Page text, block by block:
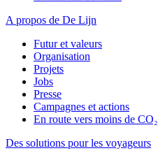
A propos de De Lijn
Futur et valeurs
Organisation
Projets
Jobs
Presse
Campagnes et actions
En route vers moins de CO₂
Des solutions pour les voyageurs